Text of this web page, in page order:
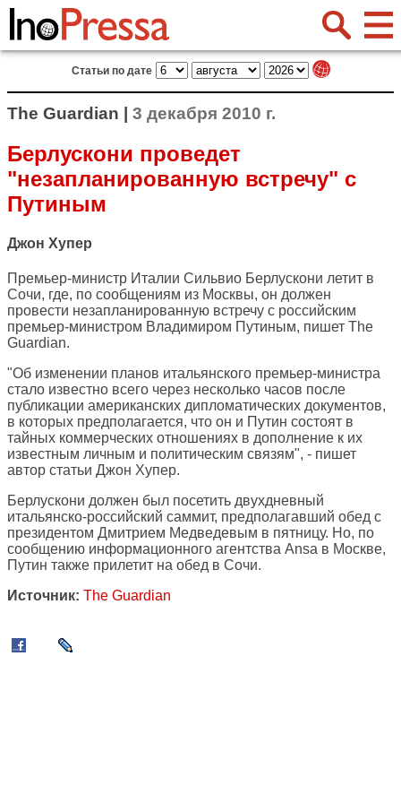
Статьи по дате
The Guardian | 3 декабря 2010 г.
Берлускони проведет
"незапланированную встречу" с
Путиным
Джон Хупер
Премьер-министр Италии Сильвио Берлускони летит в
Сочи, где, по сообщениям из Москвы, он должен
провести незапланированную встречу с российским
премьер-министром Владимиром Путиным, пишет The
Guardian.
"Об изменении планов итальянского премьер-министра
стало известно всего через несколько часов после
публикации американских дипломатических документов,
в которых предполагается, что он и Путин состоят в
тайных коммерческих отношениях в дополнение к их
известным личным и политическим связям", - пишет
автор статьи Джон Хупер.
Берлускони должен был посетить двухдневный
итальянско-российский саммит, предполагавший обед с
президентом Дмитрием Медведевым в пятницу. Но, по
сообщению информационного агентства Ansa в Москве,
Путин также прилетит на обед в Сочи.
Источник: The Guardian